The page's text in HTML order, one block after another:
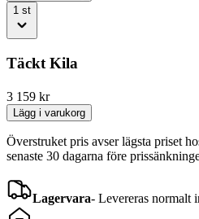
1 st
Täckt Kila
3 159 kr
Lägg i varukorg
Överstruket pris avser lägsta priset
senaste 30 dagarna före
Lagervara- Levereras normalt